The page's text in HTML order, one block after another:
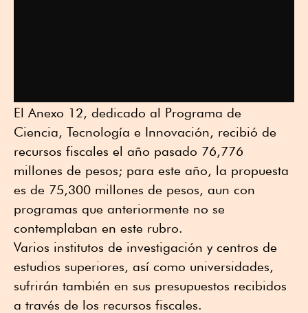
El Anexo 12, dedicado al Programa de
Ciencia, Tecnología e Innovación, recibió de
recursos fiscales el año pasado 76,776
millones de pesos; para este año, la propuesta
es de 75,300 millones de pesos, aun con
programas que anteriormente no se
contemplaban en este rubro.
Varios institutos de investigación y centros de
estudios superiores, así como universidades,
sufrirán también en sus presupuestos recibidos
a través de los recursos fiscales.